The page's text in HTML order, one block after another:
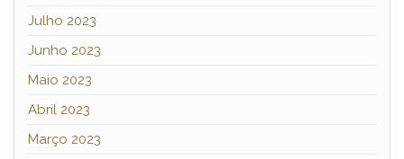
Julho 2023
Junho 2023
Maio 2023
Abril 2023
Março 2023